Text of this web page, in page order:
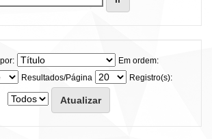
Em ordem:
Resultados/Página
Registro(s):